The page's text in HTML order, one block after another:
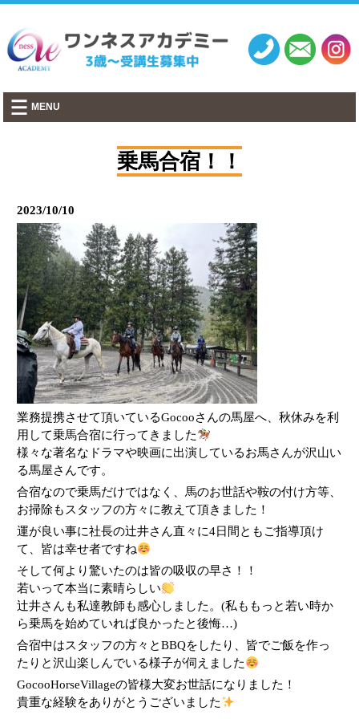
MENU
乗馬合宿！！
2023/10/10
業務提携させて頂いているGocooさんの馬屋へ、秋休みを利
用して乗馬合宿に行ってきました
様々な著名なドラマや映画に出演しているお馬さんが沢山い
る馬屋さんです。
合宿なので乗馬だけではなく、馬のお世話や鞍の付け方等、
お掃除もスタッフの方々に教えて頂きました！
運が良い事に社長の辻井さん直々に4日間ともご指導頂け
て、皆は幸せ者ですね
そして何より驚いたのは皆の吸収の早さ！！
若いって本当に素晴らしい
辻井さんも私達教師も感心しました。(私ももっと若い時か
ら乗馬を始めていれば良かったと後悔…)
合宿中はスタッフの方々とBBQをしたり、皆でご飯を作っ
たりと沢山楽しんでいる様子が伺えました
GocooHorseVillageの皆様大変お世話になりました！
貴重な経験をありがとうございました